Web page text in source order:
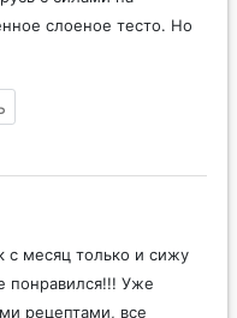
слоеное тесто. Но
с месяц только и сижу
понравился!!! Уже
рецептами, все